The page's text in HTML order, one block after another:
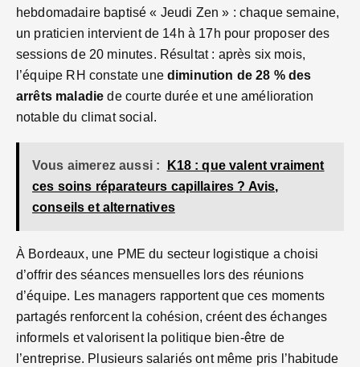
hebdomadaire baptisé « Jeudi Zen » : chaque semaine,
un praticien intervient de 14h à 17h pour proposer des
sessions de 20 minutes. Résultat : après six mois,
l’équipe RH constate unediminution de 28 % des
arrêts maladie de courte durée et une amélioration
notable du climat social.
Vous aimerez aussi :
K18 : que valent vraiment
ces soins réparateurs capillaires ? Avis,
conseils et alternatives
À Bordeaux, une PME du secteur logistique a choisi
d’offrir des séances mensuelles lors des réunions
d’équipe. Les managers rapportent que ces moments
partagés renforcent la cohésion, créent des échanges
informels et valorisent la politique bien-être de
l’entreprise. Plusieurs salariés ont même pris l’habitude